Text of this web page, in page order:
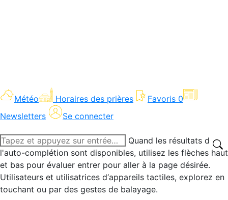
Météo Horaires des prières Favoris 0
Newsletters
Se connecter
Recherche
:
Quand les résultats de
l'auto-complétion sont disponibles, utilisez les flèches haut
et bas pour évaluer entrer pour aller à la page désirée.
Utilisateurs et utilisatrices d‘appareils tactiles, explorez en
touchant ou par des gestes de balayage.